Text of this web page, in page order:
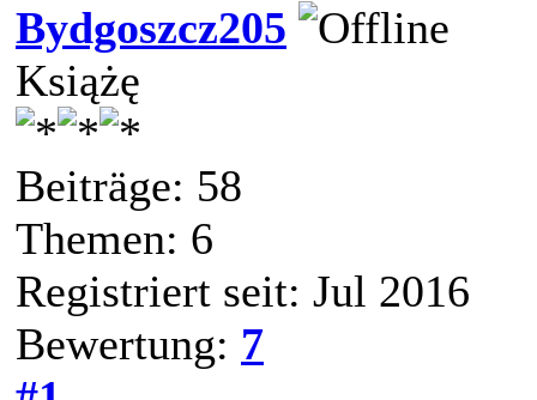
Bydgoszcz205
Książę
Beiträge: 58
Themen: 6
Registriert seit: Jul 2016
Bewertung: 7